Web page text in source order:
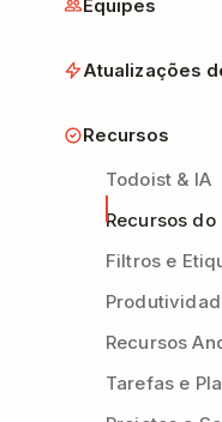
Equipes
Atualizações
Recursos
Todoist & IA
Recursos do
Filtros e
Recursos
Tarefas e